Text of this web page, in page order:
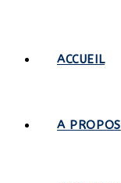
ACCUEIL
A PROPOS